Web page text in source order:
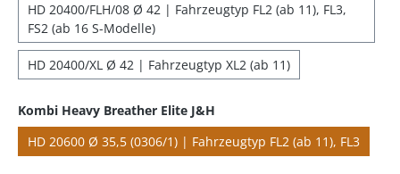
HD 20400/FLH/08 Ø 42 | Fahrzeugtyp FL2 (ab 11), FL3,
FS2 (ab 16 S-Modelle)
HD 20400/XL Ø 42 | Fahrzeugtyp XL2 (ab 11)
Kombi Heavy Breather Elite J&H
HD 20600 Ø 35,5 (0306/1) | Fahrzeugtyp FL2 (ab 11), FL3